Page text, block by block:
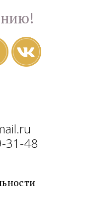
31-48